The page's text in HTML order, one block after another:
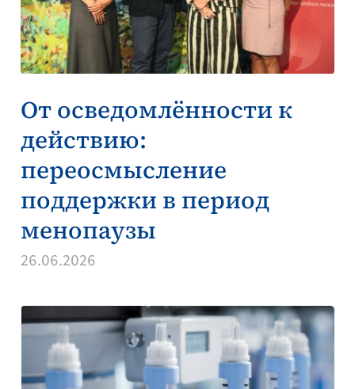
От осведомлённости к
действию:
переосмысление
поддержки в период
менопаузы
26.06.2026